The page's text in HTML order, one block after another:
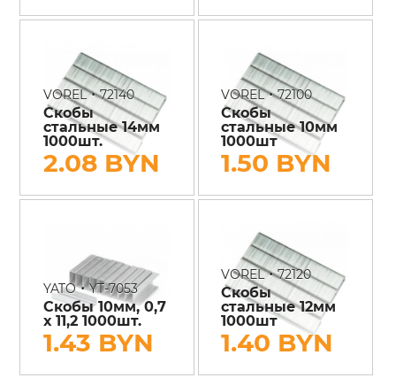
VOREL•72140
Скобы
стальные 14мм
1000шт.
2.08 BYN
VOREL•72100
Скобы
стальные 10мм
1000шт
1.50 BYN
YATO•YT-7053
Скобы 10мм, 0,7
х 11,2 1000шт.
1.43 BYN
VOREL•72120
Скобы
стальные 12мм
1000шт
1.40 BYN